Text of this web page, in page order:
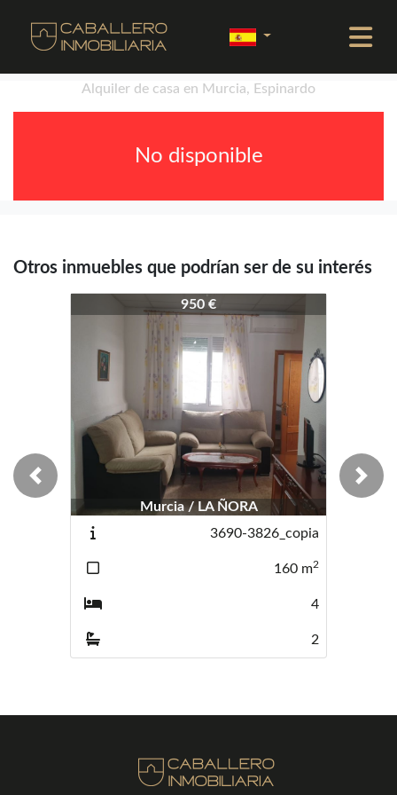
Alquiler de casa en Murcia, Espinardo
No disponible
Otros inmuebles que podrían ser de su interés
4321-3449
950 €
Murcia / LA ÑORA
3690-3826_copia
160 m2
4
2
Previous Next